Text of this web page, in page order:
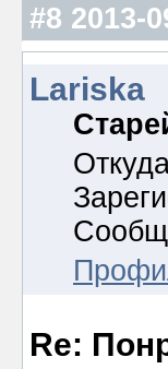
#8 2013-
Lariska
Re: